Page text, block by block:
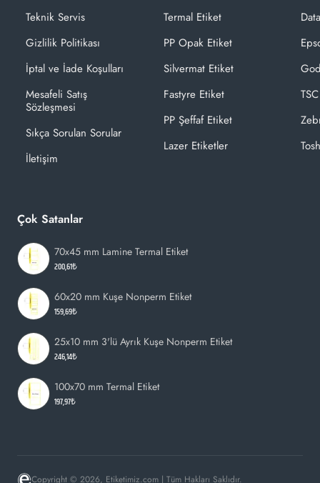
Teknik Servis
Gizlilik Politikası
İptal ve İade Koşulları
Mesafeli Satış
Sözleşmesi
Sıkça Sorulan Sorular
İletişim
Termal Etiket
PP Opak Etiket
Silvermat Etiket
Fastyre Etiket
PP Şeffaf Etiket
Lazer Etiketler
Çok Satanlar
70x45 mm Lamine Termal Etiket
200,61₺
60x20 mm Kuşe Nonperm Etiket
159,69₺
25x10 mm 3'lü Ayrık Kuşe Nonperm Etiket
246,14₺
100x70 mm Termal Etiket
197,97₺
Copyright © 2026, Etiketimiz.com | Tüm Hakları Saklıdır.